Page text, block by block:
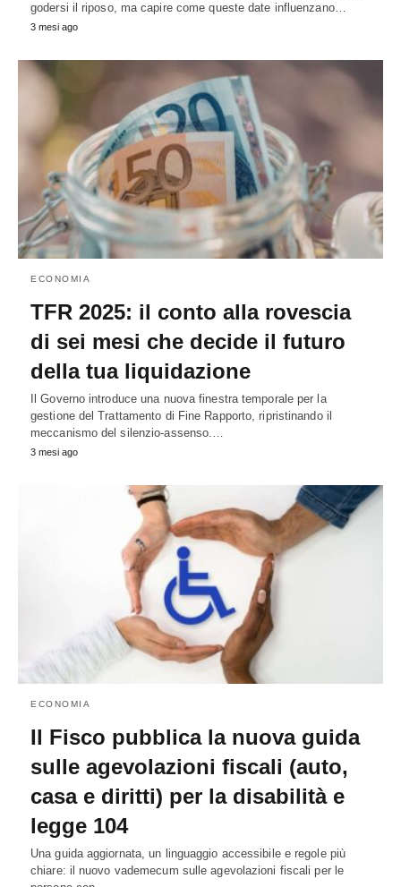
godersi il riposo, ma capire come queste date influenzano…
3 mesi ago
ECONOMIA
TFR 2025: il conto alla rovescia
di sei mesi che decide il futuro
della tua liquidazione
Il Governo introduce una nuova finestra temporale per la
gestione del Trattamento di Fine Rapporto, ripristinando il
meccanismo del silenzio-assenso.…
3 mesi ago
ECONOMIA
Il Fisco pubblica la nuova guida
sulle agevolazioni fiscali (auto,
casa e diritti) per la disabilità e
legge 104
Una guida aggiornata, un linguaggio accessibile e regole più
chiare: il nuovo vademecum sulle agevolazioni fiscali per le